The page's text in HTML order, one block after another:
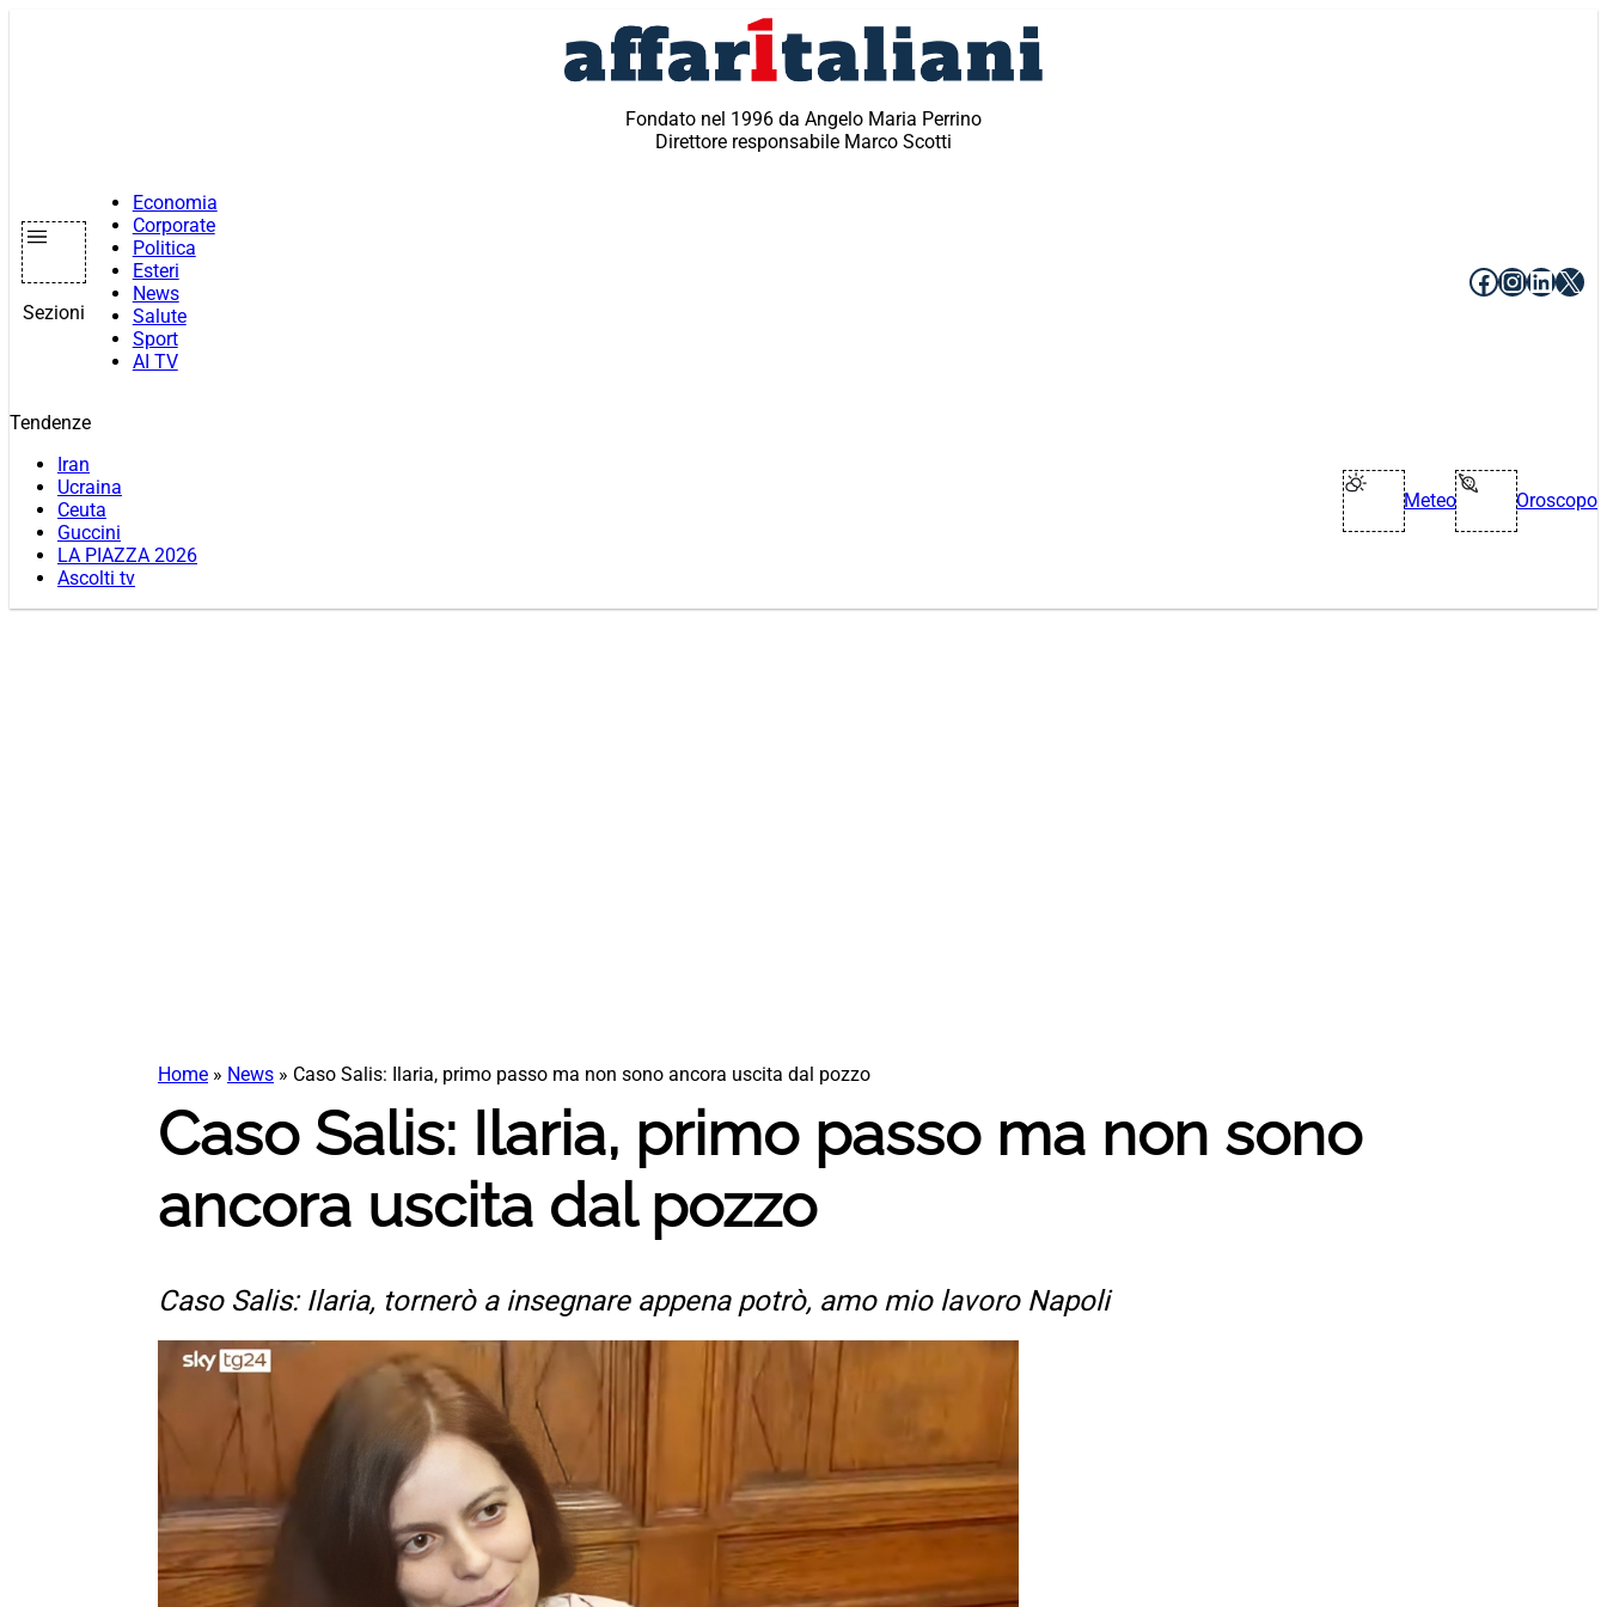
Fondato nel 1996 da Angelo Maria Perrino
Direttore responsabile Marco Scotti
Sezioni
Economia
Corporate
Politica
Esteri
News
Salute
Sport
AI TV
Facebook
X
Tendenze
Iran
Ucraina
Ceuta
Guccini
LA PIAZZA 2026
Ascolti tv
Meteo Oroscopo
Home » News » Caso Salis: Ilaria, primo passo ma non sono ancora uscita dal pozzo
Caso Salis: Ilaria, primo passo ma non sono
ancora uscita dal pozzo
Caso Salis: Ilaria, tornerò a insegnare appena potrò, amo mio lavoro Napoli